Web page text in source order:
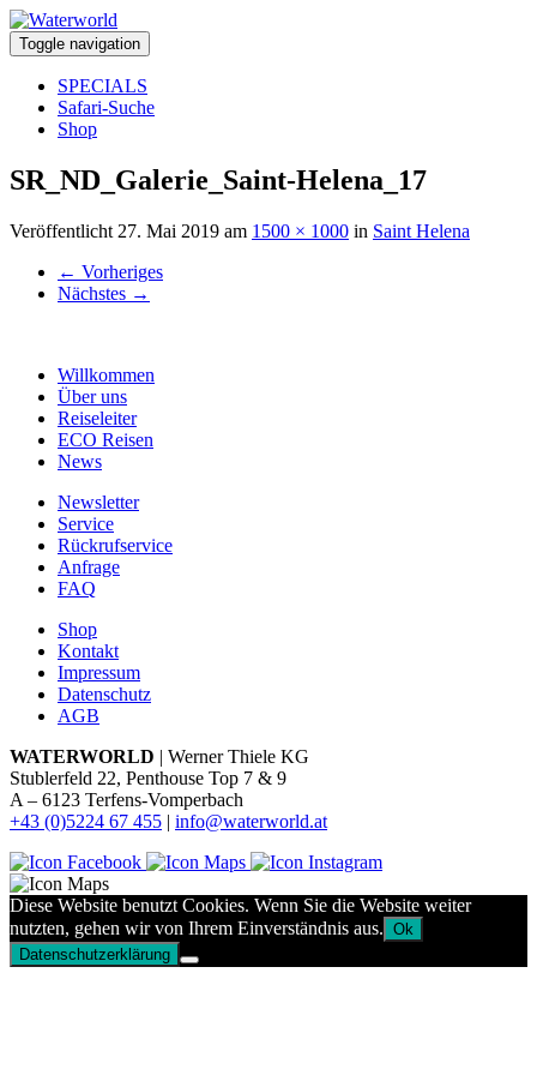
Toggle navigation
SPECIALS
Safari-Suche
Shop
SR_ND_Galerie_Saint-Helena_17
Veröffentlicht 27. Mai 2019 am 1500 × 1000 in Saint Helena
← Vorheriges
Nächstes →
Willkommen
Über uns
Reiseleiter
ECO Reisen
News
Newsletter
Service
Rückrufservice
Anfrage
FAQ
Shop
Kontakt
Impressum
Datenschutz
AGB
WATERWORLD | Werner Thiele KG
Stublerfeld 22, Penthouse Top 7 & 9
A – 6123 Terfens-Vomperbach
+43 (0)5224 67 455 | info@waterworld.at
Diese Website benutzt Cookies. Wenn Sie die Website weiter
nutzten, gehen wir von Ihrem Einverständnis aus. Ok
Datenschutzerklärung